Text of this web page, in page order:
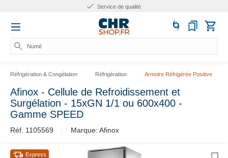
Service de qualité
Numér
Réfrigération & Congélation Réfrigération Armoire Réfrigérée Positive
Afinox - Cellule de Refroidissement et
Surgélation - 15xGN 1/1 ou 600x400 -
Gamme SPEED
Réf. 1105569 Marque: Afinox
Express